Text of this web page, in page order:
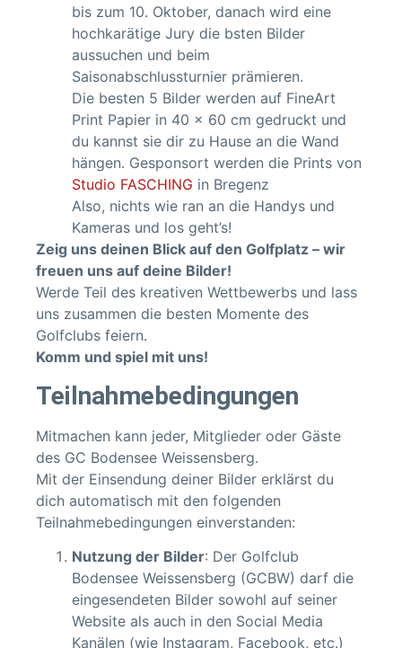
bis zum 10. Oktober, danach wird eine
hochkarätige Jury die bsten Bilder
aussuchen und beim
Saisonabschlussturnier prämieren.
Die besten 5 Bilder werden auf FineArt
Print Papier in 40 x 60 cm gedruckt und
du kannst sie dir zu Hause an die Wand
hängen. Gesponsort werden die Prints von
Studio FASCHING in Bregenz
Also, nichts wie ran an die Handys und
Kameras und los geht’s!
Zeig uns deinen Blick auf den Golfplatz – wir
freuen uns auf deine Bilder!
Werde Teil des kreativen Wettbewerbs und lass
uns zusammen die besten Momente des
Golfclubs feiern.
Komm und spiel mit uns!
Teilnahmebedingungen
Mitmachen kann jeder, Mitglieder oder Gäste
des GC Bodensee Weissensberg.
Mit der Einsendung deiner Bilder erklärst du
dich automatisch mit den folgenden
Teilnahmebedingungen einverstanden:
Nutzung der Bilder: Der Golfclub
Bodensee Weissensberg (GCBW) darf die
eingesendeten Bilder sowohl auf seiner
Website als auch in den Social Media
Kanälen (wie Instagram, Facebook, etc.)